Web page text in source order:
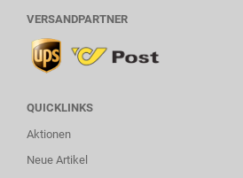
VERSANDPARTNER
QUICKLINKS
Aktionen
Neue Artikel